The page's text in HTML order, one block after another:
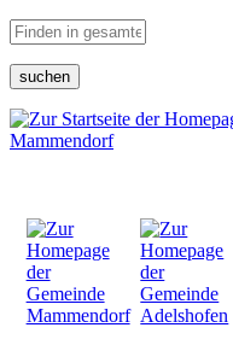
suchen